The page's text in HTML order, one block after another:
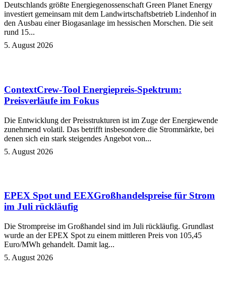
Deutschlands größte Energiegenossenschaft Green Planet Energy
investiert gemeinsam mit dem Landwirtschaftsbetrieb Lindenhof in
den Ausbau einer Biogasanlage im hessischen Morschen. Die seit
rund 15...
5. August 2026
ContextCrew-Tool Energiepreis-Spektrum:
Preisverläufe im Fokus
Die Entwicklung der Preisstrukturen ist im Zuge der Energiewende
zunehmend volatil. Das betrifft insbesondere die Strommärkte, bei
denen sich ein stark steigendes Angebot von...
5. August 2026
EPEX Spot und EEXGroßhandelspreise für Strom
im Juli rückläufig
Die Strompreise im Großhandel sind im Juli rückläufig. Grundlast
wurde an der EPEX Spot zu einem mittleren Preis von 105,45
Euro/MWh gehandelt. Damit lag...
5. August 2026